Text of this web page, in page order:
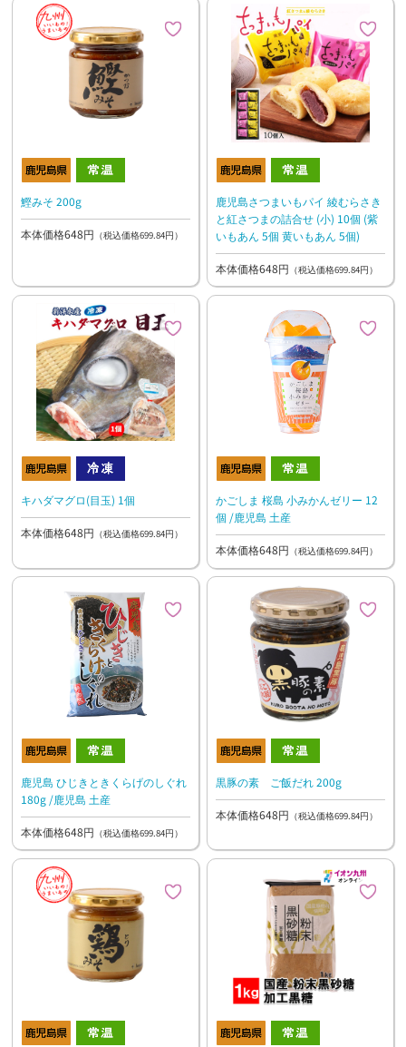
鰹みそ 200g
本体価格648円 （税込価格699.84円）
鹿児島さつまいもパイ 綾むらさき
と紅さつまの詰合せ (小) 10個 (紫
いもあん 5個 黄いもあん 5個)
本体価格648円 （税込価格699.84円）
キハダマグロ(目玉) 1個
本体価格648円 （税込価格699.84円）
かごしま 桜島 小みかんゼリー 12
個 /鹿児島 土産
本体価格648円 （税込価格699.84円）
鹿児島 ひじきときくらげのしぐれ
180g /鹿児島 土産
本体価格648円 （税込価格699.84円）
黒豚の素 ご飯だれ 200g
本体価格648円 （税込価格699.84円）